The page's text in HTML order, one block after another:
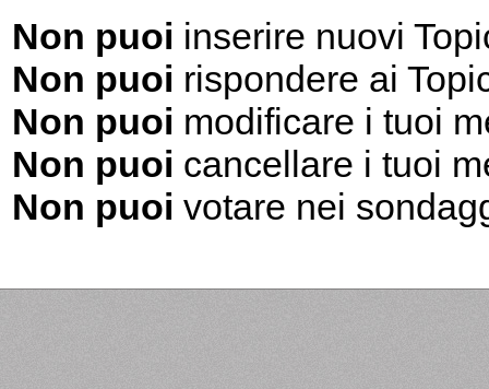
Non puoi inserire nuovi
Non puoi rispondere ai
Non puoi modificare i tuoi
Non puoi cancellare i tuoi
Non puoi votare nei